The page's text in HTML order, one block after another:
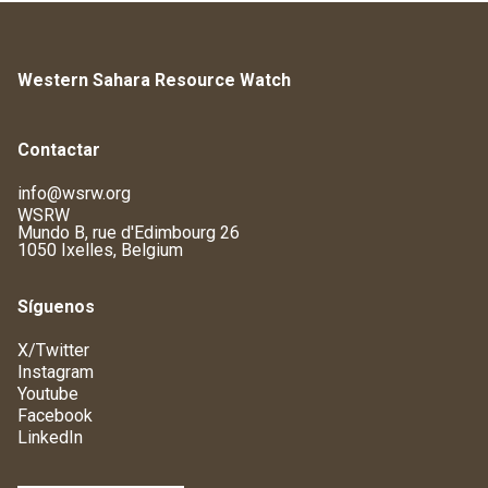
Western Sahara Resource Watch
Contactar
info@wsrw.org
WSRW
Mundo B, rue d'Edimbourg 26
1050 Ixelles, Belgium
Síguenos
X/Twitter
Instagram
Youtube
Facebook
LinkedIn